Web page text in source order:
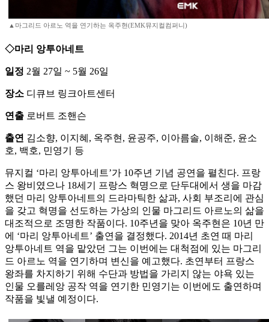
▲마그리드 아르노 역을 연기하는 옥주현(EMK뮤지컬컴퍼니)
◇마리 앙투아네트
일정 2월 27일 ~ 5월 26일
장소 디큐브 링크아트센터
연출 로버트 조핸슨
출연 김소향, 이지혜, 옥주현, 윤공주, 이아름솔, 이해준, 윤소
호, 백호, 민영기 등
뮤지컬 ‘마리 앙투아네트’가 10주년 기념 공연을 펼친다. 프랑
스 왕비였으나 18세기 프랑스 혁명으로 단두대에서 생을 마감
했던 마리 앙투아네트의 드라마틱한 삶과, 사회 부조리에 관심
을 갖고 혁명을 선도하는 가상의 인물 마그리드 아르노의 삶을
대조적으로 조명한 작품이다. 10주년을 맞아 옥주현은 10년 만
에 ‘마리 앙투아네트’ 출연을 결정했다. 2014년 초연 때 마리
앙투아네트 역을 맡았던 그는 이번에는 대척점에 있는 마그리
드 아르노 역을 연기하며 변신을 예고했다. 초연부터 프랑스
왕좌를 차지하기 위해 수단과 방법을 가리지 않는 야욕 있는
인물 오를레앙 공작 역을 연기한 민영기는 이번에도 출연하며
작품을 빛낼 예정이다.